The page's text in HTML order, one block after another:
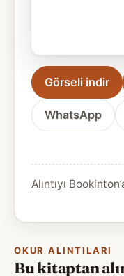
Görseli indir
WhatsApp
Alıntıyı
OKUR ALINTILARI
Bu kitaptan